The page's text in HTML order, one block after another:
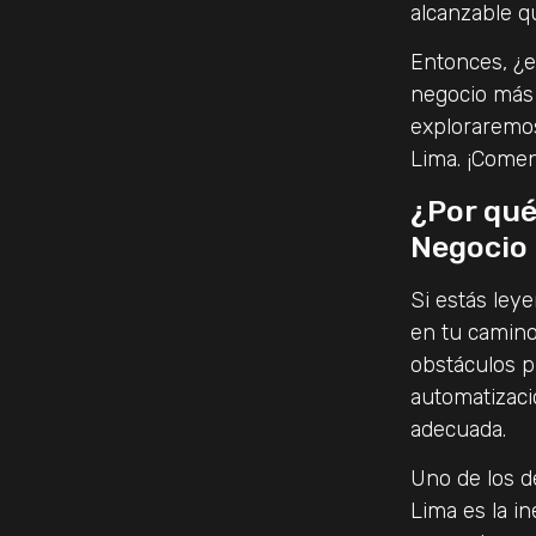
alcanzable
Entonces,
negocio
Lima.
¿Por
Si estás
en tu
obstáculos
adecuada.
Uno de los
Lima es la